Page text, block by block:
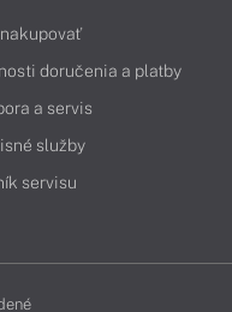
doručenia a platby
a servis
služby
servisu